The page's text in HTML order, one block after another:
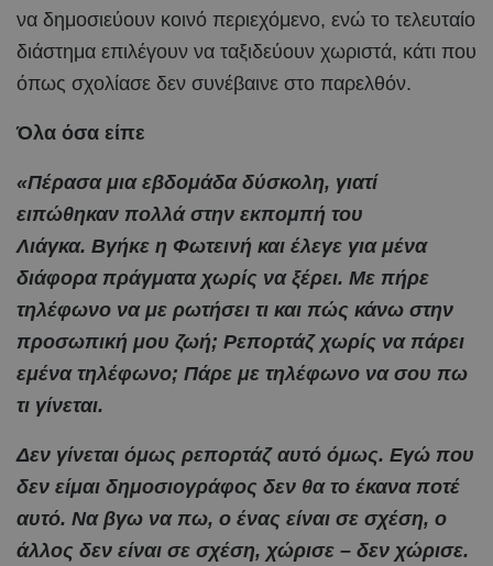
να δημοσιεύουν κοινό περιεχόμενο, ενώ το τελευταίο
διάστημα επιλέγουν να ταξιδεύουν χωριστά, κάτι που
όπως σχολίασε δεν συνέβαινε στο παρελθόν.
Όλα όσα είπε
«Πέρασα μια εβδομάδα δύσκολη, γιατί
ειπώθηκαν πολλά στην εκπομπή του
Λιάγκα. Βγήκε η Φωτεινή και έλεγε για μένα
διάφορα πράγματα χωρίς να ξέρει. Με πήρε
τηλέφωνο να με ρωτήσει τι και πώς κάνω στην
προσωπική μου ζωή; Ρεπορτάζ χωρίς να πάρει
εμένα τηλέφωνο; Πάρε με τηλέφωνο να σου πω
τι γίνεται.
Δεν γίνεται όμως ρεπορτάζ αυτό όμως. Εγώ που
δεν είμαι δημοσιογράφος δεν θα το έκανα ποτέ
αυτό. Να βγω να πω, ο ένας είναι σε σχέση, ο
άλλος δεν είναι σε σχέση, χώρισε – δεν χώρισε.